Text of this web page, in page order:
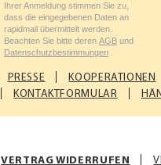
Ihrer Anmeldung stimmen Sie zu,
dass die eingegebenen Daten an
rapidmail übermittelt werden.
Beachten Sie bitte deren AGB und
Datenschutzbestimmungen
PRESSE KOOPERATIONEN
KONTAKTFORMULAR
VERTRAG WIDERRUFEN